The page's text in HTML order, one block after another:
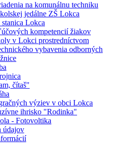
na komunálnu techniku
jedálne ZŠ Lokca
Lokca
kompetencií žiakov
v Lokci prostredníctvom
vybavenia odborných
čítaš"
výziev v obci Lokca
ihrisko "Rodinka"
- Fotovoltika
údajov